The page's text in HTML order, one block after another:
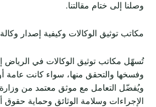
وصلنا إلى ختام مقالتنا.
مكاتب توثيق الوكالات وكيفية إصدار وكالة
تُسهّل مكاتب توثيق الوكالات في الرياض
وفسخها والتحقق منها، سواء كانت عامة
ويُفضّل التعامل مع موثق معتمد من
الإجراءات وسلامة الوثائق وحماية حقوق